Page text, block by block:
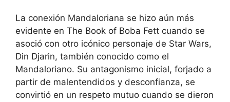
La conexión Mandaloriana se hizo aún más
evidente en The Book of Boba Fett cuando se
asoció con otro icónico personaje de Star Wars,
Din Djarin, también conocido como el
Mandaloriano. Su antagonismo inicial, forjado a
partir de malentendidos y desconfianza, se
convirtió en un respeto mutuo cuando se dieron